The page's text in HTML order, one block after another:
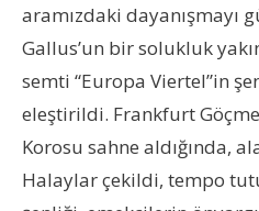
aramızdaki dayanışmayı
Gallus’un bir solukluk
semti “Europa Viertel”in
eleştirildi. Frankfurt
Korosu sahne aldığında,
Halaylar çekildi, tempo